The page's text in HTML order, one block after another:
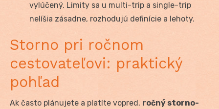
vylúčený. Limity sa u multi-trip a single-trip
nelíšia zásadne, rozhodujú definície a lehoty.
Storno pri ročnom
cestovateľovi: praktický
pohľad
Ak často plánujete a platíte vopred, ročný storno-